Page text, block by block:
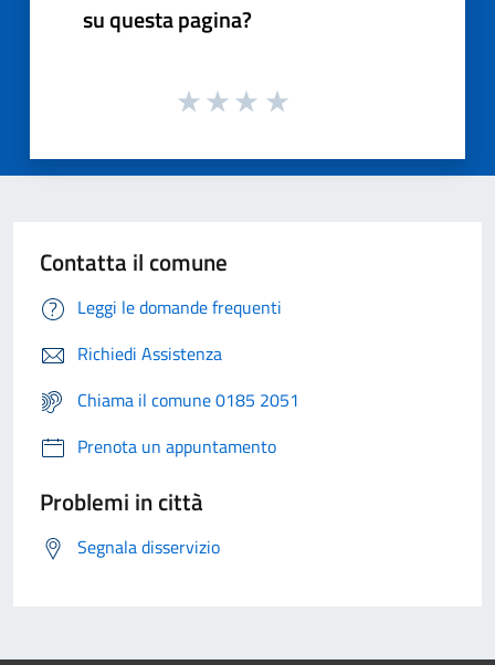
su questa pagina?
Contatta il comune
Leggi le domande frequenti
Richiedi Assistenza
Chiama il comune 0185 2051
Prenota un appuntamento
Problemi in città
Segnala disservizio